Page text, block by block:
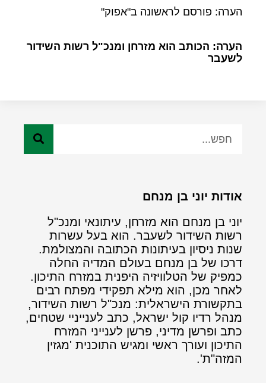
הערה: פורסם לראשונה ב"אפוק"
הערה: הכותב הוא מזרחן ומנכ"ל רשות השידור
לשעבר
אודות יוני בן מנחם
יוני בן מנחם הוא מזרחן, עיתונאי ומנכ"ל
רשות השידור לשעבר. הוא בעל עשרות
שנות ניסיון בעיתונות הכתובה והמצולמת.
דרכו של בן מנחם בעולם המדיה החלה
כמפיק של הטלוויזיה היפנית במזרח התיכון.
לאחר מכן, הוא מילא תפקידי מפתח רבים
בתקשורת הישראלית: מנכ"ל רשות השידור,
מנהל רדיו קול ישראל, כתב לענייניי שטחים,
כתב ופרשן מדיני, פרשן לענייני המזרח
התיכון ועורך ראשי ומגיש התוכנית 'מגזין
המזה"ת'.